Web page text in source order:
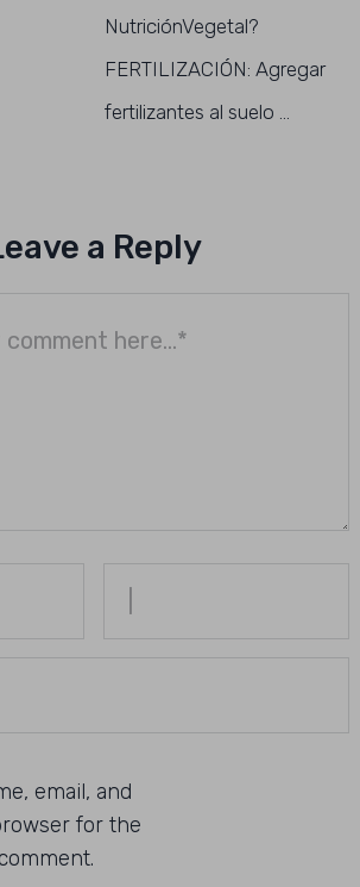
NutriciónVegetal?
FERTILIZACIÓN: Agregar
fertilizantes al suelo …
a Reply
email, and
for the